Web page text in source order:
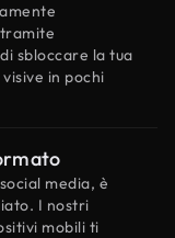
sbloccare la tua
in pochi
media, è
I nostri
mobili ti